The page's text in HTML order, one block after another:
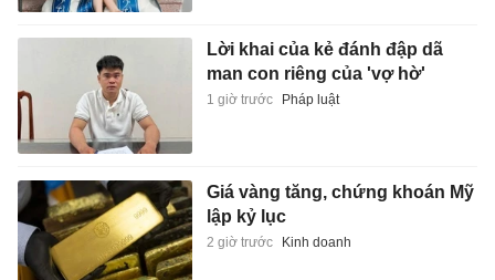
Lời khai của kẻ đánh đập dã
man con riêng của 'vợ hờ'
1 giờ trước Pháp luật
Giá vàng tăng, chứng khoán Mỹ
lập kỷ lục
2 giờ trước Kinh doanh